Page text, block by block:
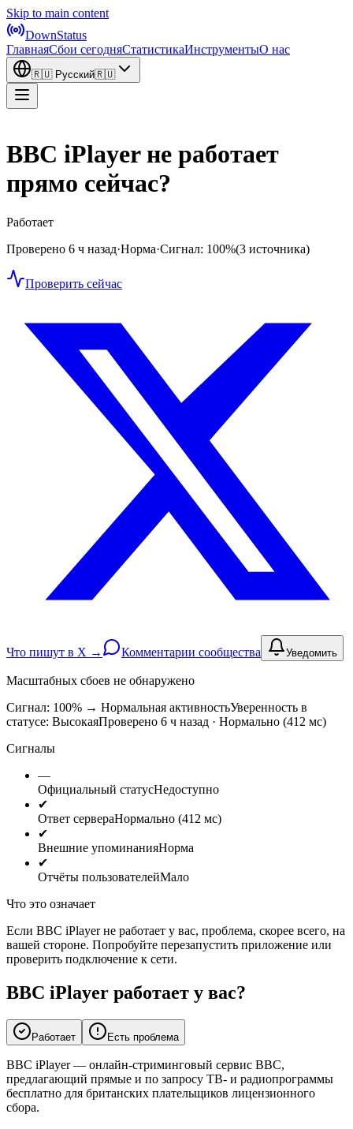
Skip to main content
DownStatus
ГлавнаяСбои сегодняСтатистикаИнструментыО нас
🇷🇺 Русский🇷🇺
BBC iPlayer не работает
прямо сейчас?
Работает
Проверено 6 ч назад·Норма·Сигнал: 100%(3 источника)
Проверить сейчас
Что пишут в X → Комментарии сообщества Уведомить
Масштабных сбоев не обнаружено
Сигнал: 100% → Нормальная активностьУверенность в
статусе: ВысокаяПроверено 6 ч назад · Нормально (412 мс)
Сигналы
—
Официальный статусНедоступно
✔
Ответ сервераНормально (412 мс)
✔
Внешние упоминанияНорма
✔
Отчёты пользователейМало
Что это означает
Если BBC iPlayer не работает у вас, проблема, скорее всего, на
вашей стороне. Попробуйте перезапустить приложение или
проверить подключение к сети.
BBC iPlayer работает у вас?
Работает Есть проблема
BBC iPlayer — онлайн-стриминговый сервис BBC,
предлагающий прямые и по запросу ТВ- и радиопрограммы
бесплатно для британских плательщиков лицензионного
сбора.